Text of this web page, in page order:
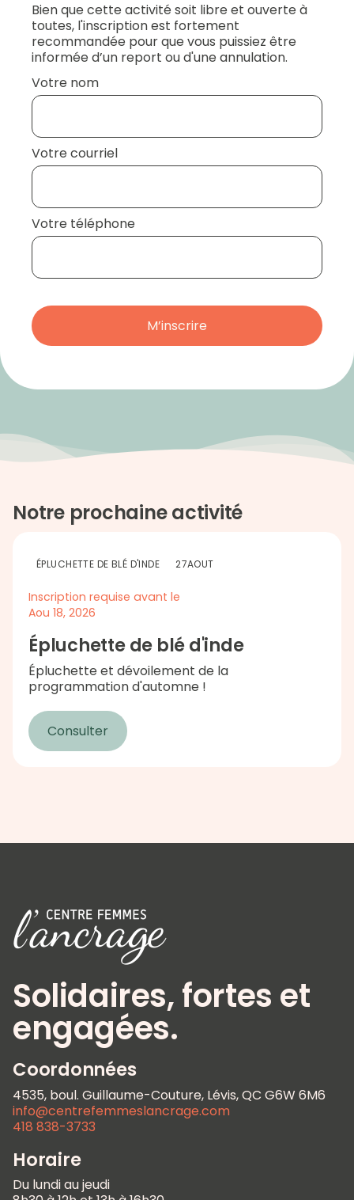
Bien que cette activité soit libre et ouverte à
toutes, l'inscription est fortement
recommandée pour que vous puissiez être
informée d’un report ou d'une annulation.
Votre nom
Votre courriel
Votre téléphone
Notre prochaine activité
ÉPLUCHETTE DE BLÉ D'INDE 27AOUT
Inscription requise avant le
Aou 18, 2026
Épluchette de blé d'inde
Épluchette et dévoilement de la
programmation d'automne !
Consulter
Solidaires, fortes et
engagées.
Coordonnées
4535, boul. Guillaume-Couture, Lévis, QC G6W 6M6
info@centrefemmeslancrage.com
418 838-3733
Horaire
Du lundi au jeudi